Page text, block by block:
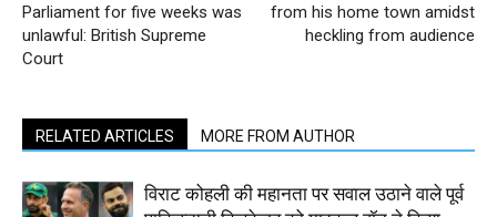
Parliament for five weeks was
unlawful: British Supreme
Court
from his home town amidst
heckling from audience
RELATED ARTICLES MORE FROM AUTHOR
विराट कोहली की महानता पर सवाल उठाने वाले पूर्व